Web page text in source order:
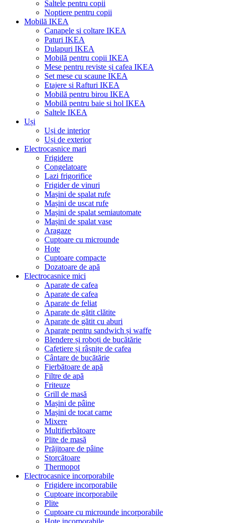
Saltele pentru copii
Noptiere pentru copii
Mobilă IKEA
Canapele si coltare IKEA
Paturi IKEA
Dulapuri IKEA
Mobilă pentru copii IKEA
Mese pentru reviste și cafea IKEA
Set mese cu scaune IKEA
Etajere si Rafturi IKEA
Mobilă pentru birou IKEA
Mobilă pentru baie si hol IKEA
Saltele IKEA
Uși
Uși de interior
Uși de exterior
Electrocasnice mari
Frigidere
Congelatoare
Lazi frigorifice
Frigider de vinuri
Mașini de spalat rufe
Mașini de uscat rufe
Mașini de spalat semiautomate
Mașini de spalat vase
Aragaze
Cuptoare cu microunde
Hote
Cuptoare compacte
Dozatoare de aрă
Electrocasnice mici
Aparate de cafea
Aparate de cafea
Aparate de feliat
Aparate de gătit clătite
Aparate de gătit cu aburi
Aparate pentru sandwich și waffe
Blendere și roboți de bucătărie
Cafetiere și râșnițe de cafea
Cântare de bucătărie
Fierbătoare de apă
Filtre de apă
Friteuze
Grill de masă
Mașini de pâine
Mașini de tocat carne
Mixere
Multifierbătoare
Plite de masă
Prăjitoare de pâine
Storcătoare
Thermopot
Electrocasnice incorporabile
Frigidere incorporabile
Cuptoare incorporabile
Plite
Cuptoare cu microunde incorporabile
Hote incorporabile